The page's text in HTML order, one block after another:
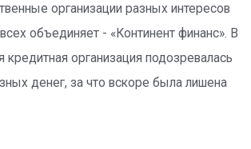
организации разных интересов
объединяет - «Континент финанс». В
кредитная организация подозревалась
денег, за что вскоре была лишена